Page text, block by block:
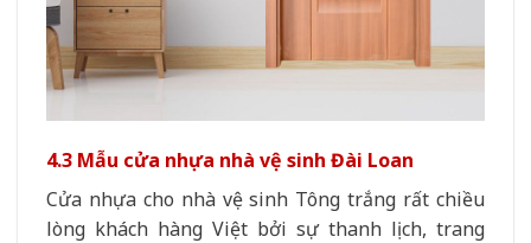
4.3 Mẫu cửa nhựa nhà vệ sinh Đài Loan
Cửa nhựa cho nhà vệ sinh Tông trắng rất chiều
lòng khách hàng Việt bởi sự thanh lịch, trang